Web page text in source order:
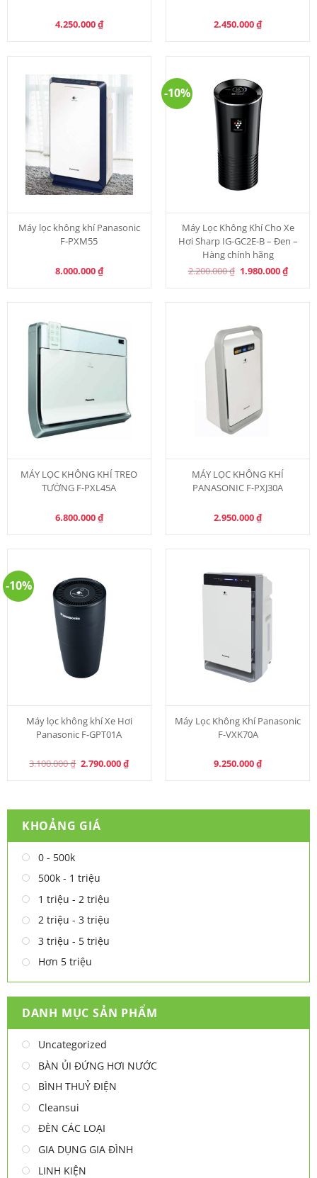
4.250.000₫ 2.450.000₫
Máy lọc không khí Panasonic
F-PXM55
8.000.000₫
-10%
Máy Lọc Không Khí Cho Xe
Hơi Sharp IG-GC2E-B – Đen –
Hàng chính hãng
2.200.000₫ Original
price
1.980.000₫
price
MÁY LỌC KHÔNG KHÍ TREO
TƯỜNG F-PXL45A
6.800.000₫
MÁY LỌC KHÔNG KHÍ
PANASONIC F-PXJ30A
2.950.000₫
-10%
Máy lọc không khí Xe Hơi
Panasonic F-GPT01A
3.100.000₫ Original
2.790.000₫Current
Máy Lọc Không Khí Panasonic
F-VXK70A
9.250.000₫
KHOẢNG GIÁ
0 - 500k
500k - 1 triệu
1 triệu - 2 triệu
2 triệu - 3 triệu
3 triệu - 5 triệu
Hơn 5 triệu
DANH MỤC SẢN PHẨM
Uncategorized
BÀN ỦI ĐỨNG HƠI NƯỚC
BÌNH THUỶ ĐIỆN
Cleansui
ĐÈN CÁC LOẠI
GIA DỤNG GIA ĐÌNH
LINH KIỆN